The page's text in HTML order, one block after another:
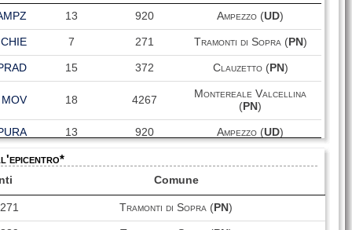
Distanza
(km)
Abitanti Comune
13 920 Ampezzo (UD)
CHIE 7 271 Tramonti di Sopra (PN)
15 372 Clauzetto (PN)
MOV 18 4267
Montereale Valcellina
( PN)
13 920 Ampezzo (UD)
FDS
CLA
PALA 372 Clauzetto (
Comune
271 Tramonti di Sopra ( PN)